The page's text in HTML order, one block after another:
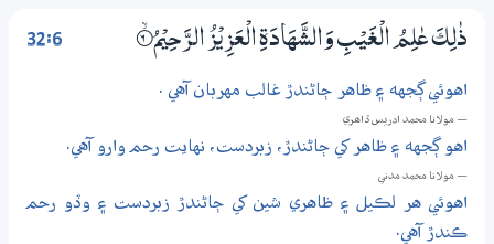
32:6 ذٰلِكَ عٰلِمُ الْغَيْبِ وَالشَّهَادَةِ الْعَزِيْزُ الرَّحِيْمُ 6‏۝ۙ
اهوئي ڳجهه ۽ ظاهر ڄاڻندڙ غالب مهربان آهي .
— مولانا محمد ادريس ڏاھري
اهو ڳجهه ۽ ظاهر کي ڄاڻندڙ، زبردست، نهايت رحم وارو آهي.
— مولانا محمد مدني
اهوئي هر لڪيل ۽ ظاهري شين کي ڄاڻندڙ زبردست ۽ وڏو رحم
ڪندڙ آهي.